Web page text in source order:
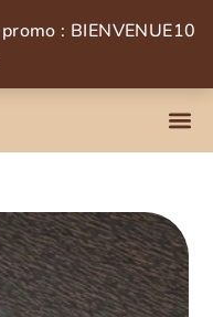
: BIENVENUE10